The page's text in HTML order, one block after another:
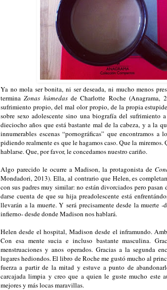
Ya no mola ser bonita, ni ser deseada, ni mucho menos
terminaZonas húmedasde Charlotte Roche (Anagrama,
sufrimiento propio, del mal olor propio, de la propia
sobre sexo adolescente sino una biografía del sufrimiento
dieciocho años que está bastante mal de la cabeza, y a la
innumerables escenas “pornográficas” que encontramos
pidiendo realmente es que le hagamos caso. Que la miremos.
hablarse. Que, por favor, le concedamos nuestro cariño.
Algo parecido le ocurre a Madison, la protagonista de
Mondadori, 2013). Ella, al contrario que Helen, es
con sus padres muy similar: no están divorciados pero
darse cuenta de que su hija preadolescente está
llevarán a la muerte. Y será precisamente desde la muerte -
infierno- desde donde Madison nos hablará.
Helen desde el hospital, Madison desde el inframundo.
Con esa mente sucia e incluso bastante masculina.
menstruaciones y anos operados. Gracias a la segunda
lugares hediondos. El libro de Roche me gustó mucho al
fuerza a partir de la mitad y estuve a punto de
carcajada limpia y creo que a quien le guste mucho este
mejores y más locas maravillas.